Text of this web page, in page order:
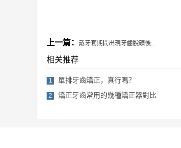
上一篇： 戴牙套期間出現牙齒脫礦後...
相关推荐
1 單排牙齒矯正，真行嗎？
2 矯正牙齒常用的幾種矯正器對比